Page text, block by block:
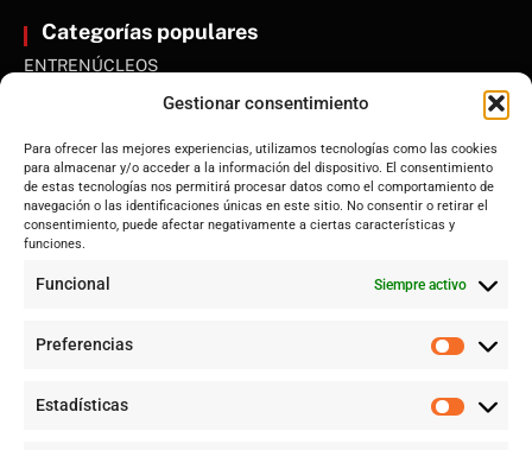
Gestionar consentimiento
Para ofrecer las mejores experiencias, utilizamos tecnologías como las cookies
para almacenar y/o acceder a la información del dispositivo. El consentimiento
de estas tecnologías nos permitirá procesar datos como el comportamiento de
navegación o las identificaciones únicas en este sitio. No consentir o retirar el
consentimiento, puede afectar negativamente a ciertas características y
funciones.
Funcional Siempre activo
Preferencias
Estadísticas
Categorías populares
ENTRENÚCLEOS
Andalucía
Internacional
Tecnología
Sociedad
Jujutsu Kaisen: cuándo el shōnen decidió crecer sin perder su